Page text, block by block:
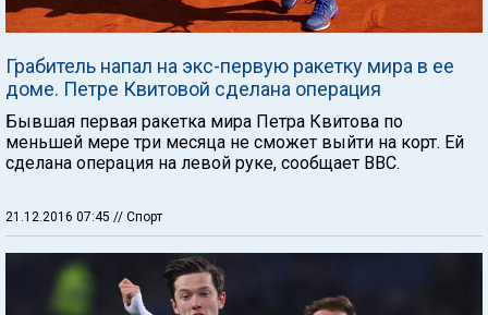
Грабитель напал на экс-первую ракетку мира в ее
доме. Петре Квитовой сделана операция
Бывшая первая ракетка мира Петра Квитова по
меньшей мере три месяца не сможет выйти на корт. Ей
сделана операция на левой руке, сообщает ВВС.
21.12.2016 07:45 // Спорт